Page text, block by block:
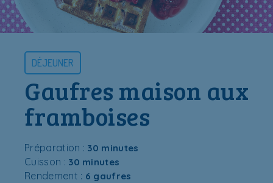
DÉJEUNER
Gaufres maison aux
framboises
Préparation : 30 minutes
Cuisson : 30 minutes
Rendement : 6 gaufres